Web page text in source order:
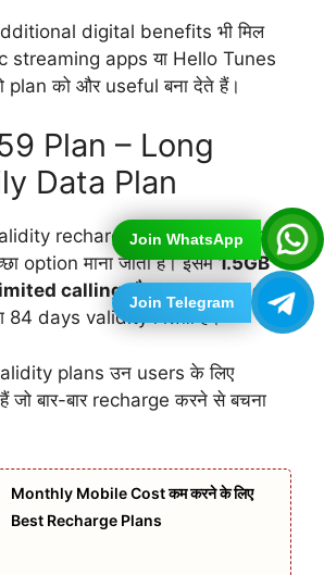
Join WhatsApp
Join Telegram
digital benefits भी मिल
apps या Hello Tunes
को और useful बना देते हैं।
Plan – Long
Data Plan
recharge पसंद करते हैं उनके लिए
option माना जाता है। इसमें1.5GB
calling और 100 SMS per
84 days validity मिलती है।
plans उन users के लिए
जो बार-बार recharge करने से बचना
Monthly Mobile Cost कम करने के लिए
Best Recharge Plans